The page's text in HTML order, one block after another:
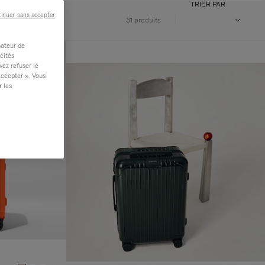
31 produits
TRIER PAR
de
refuser le
». Vous
les
sans accepter